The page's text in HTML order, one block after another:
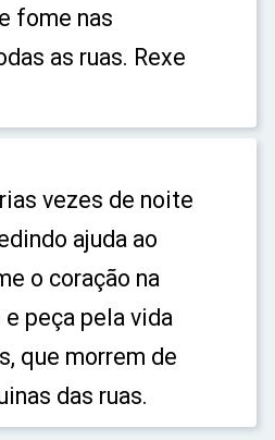
fome nas
as ruas. Rexe
vezes de noite
ajuda ao
o coração na
peça pela vida
que morrem de
das ruas.